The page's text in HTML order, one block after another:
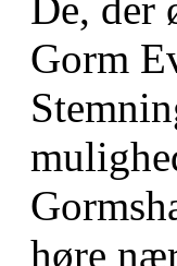
Gorm
høre